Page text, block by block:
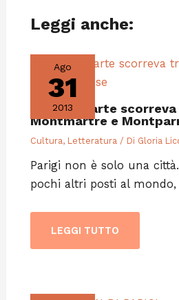
Leggi anche:
Ago
31
2013
Quando l’arte
Montmartre e
Cultura, Letteratura / Di Gloria
Parigi non è solo una
pochi altri posti al
LEGGI TUTTO